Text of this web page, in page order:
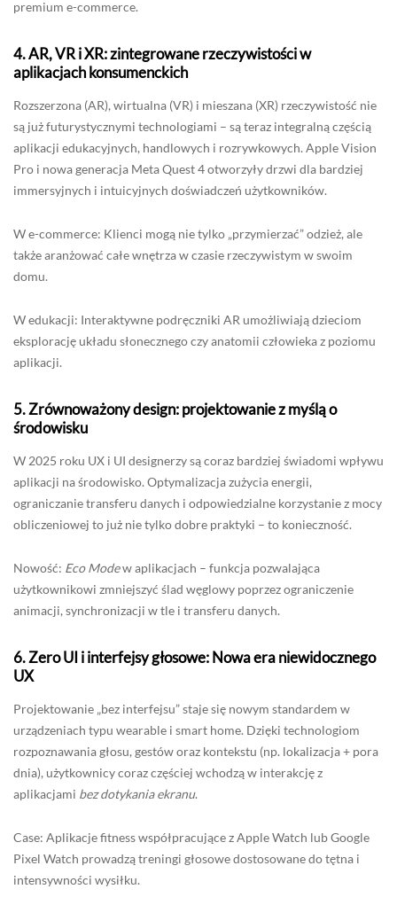
premium e-commerce.
4.AR, VR i XR: zintegrowane rzeczywistości w
aplikacjach konsumenckich
Rozszerzona (AR), wirtualna (VR) i mieszana (XR) rzeczywistość nie
są już futurystycznymi technologiami – są teraz integralną częścią
aplikacji edukacyjnych, handlowych i rozrywkowych. Apple Vision
Pro i nowa generacja Meta Quest 4 otworzyły drzwi dla bardziej
immersyjnych i intuicyjnych doświadczeń użytkowników.
W e-commerce: Klienci mogą nie tylko „przymierzać” odzież, ale
także aranżować całe wnętrza w czasie rzeczywistym w swoim
domu.
W edukacji: Interaktywne podręczniki AR umożliwiają dzieciom
eksplorację układu słonecznego czy anatomii człowieka z poziomu
aplikacji.
5.Zrównoważony design: projektowanie z myślą o
środowisku
W 2025 roku UX i UI designerzy są coraz bardziej świadomi wpływu
aplikacji na środowisko. Optymalizacja zużycia energii,
ograniczanie transferu danych i odpowiedzialne korzystanie z mocy
obliczeniowej to już nie tylko dobre praktyki – to konieczność.
Nowość: Eco Modew aplikacjach – funkcja pozwalająca
użytkownikowi zmniejszyć ślad węglowy poprzez ograniczenie
animacji, synchronizacji w tle i transferu danych.
6.Zero UI i interfejsy głosowe: Nowa era niewidocznego
UX
Projektowanie „bez interfejsu” staje się nowym standardem w
urządzeniach typu wearable i smart home. Dzięki technologiom
rozpoznawania głosu, gestów oraz kontekstu (np. lokalizacja + pora
dnia), użytkownicy coraz częściej wchodzą w interakcję z
aplikacjami bez dotykania ekranu.
Case: Aplikacje fitness współpracujące z Apple Watch lub Google
Pixel Watch prowadzą treningi głosowe dostosowane do tętna i
intensywności wysiłku.